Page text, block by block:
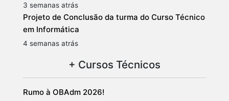
3 semanas atrás
Projeto de Conclusão da turma do Curso Técnico
em Informática
4 semanas atrás
+ Cursos Técnicos
Rumo à OBAdm 2026!